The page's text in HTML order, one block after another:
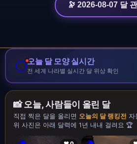
🔭 2026-08-07 달
🌕오늘 달 모양 실시간
전 세계 나라별 실시간 달 위상 확인
📸 오늘, 사람들이 올린 달
직접 찍은 달을 올리면 오늘의 달 랭킹전 자
위 사진은 아래 달력에 1년 내내 걸려요 🏆